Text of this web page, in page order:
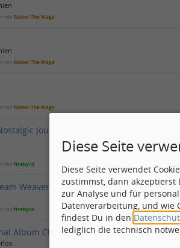
vonRainer The Mage
vonRainer The Mage
vonRainer The Mage
Journey: Tykocin Jazz Suite (The
vonfirebyrd
Weaver
vonfirebyrd
Album Classics
Diese Seite
Diese Seite verwendet
zustimmst, dann akzeptierst
zur Analyse und für
Datenverarbeitung, und wie
findest Du in den
lediglich die technisch